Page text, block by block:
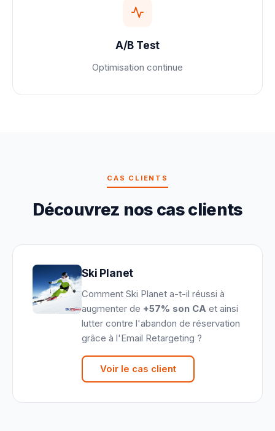
A/B Test
Optimisation continue
CAS CLIENTS
Découvrez nos cas clients
Ski Planet
Comment Ski Planet a-t-il réussi à
augmenter de +57% son CA et ainsi
lutter contre l'abandon de réservation
grâce à l'Email Retargeting ?
Voir le cas client